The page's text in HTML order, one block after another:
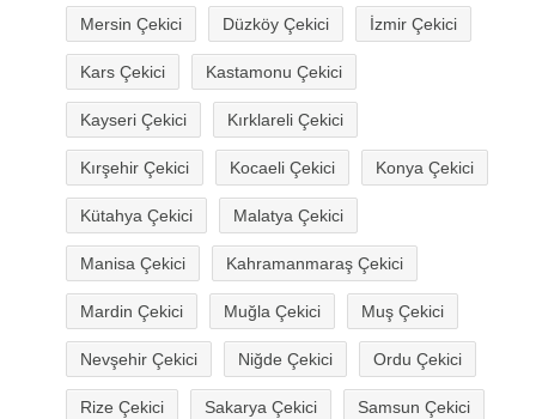
Mersin Çekici Düzköy Çekici İzmir Çekici
Kars Çekici Kastamonu Çekici
Kayseri Çekici Kırklareli Çekici
Kırşehir Çekici Kocaeli Çekici Konya Çekici
Kütahya Çekici Malatya Çekici
Manisa Çekici Kahramanmaraş Çekici
Mardin Çekici Muğla Çekici Muş Çekici
Nevşehir Çekici Niğde Çekici Ordu Çekici
Rize Çekici Sakarya Çekici Samsun Çekici